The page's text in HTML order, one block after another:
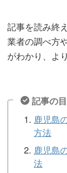
記事を読み終
業者の調べ方
がわかり、よ
記事の
鹿児島
方法
鹿児島
法